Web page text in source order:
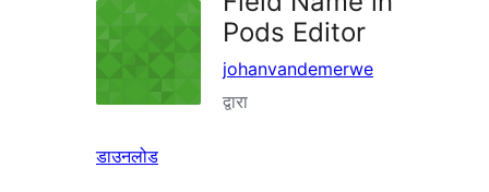
Pods Editor
johanvandemerwe
द्वारा
डाउनलोड